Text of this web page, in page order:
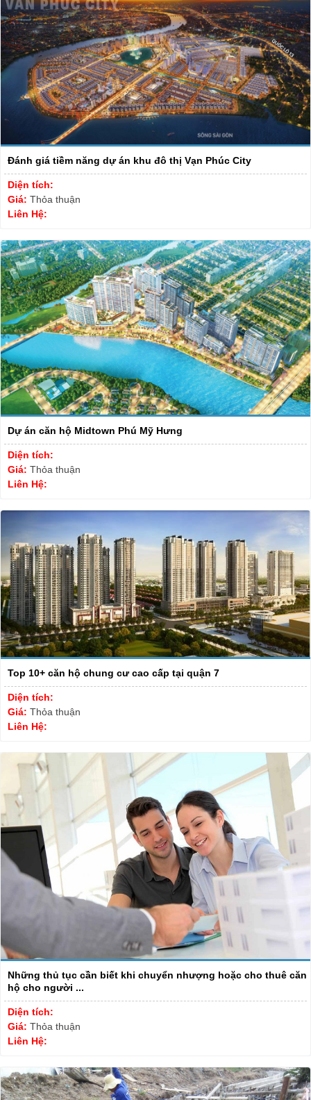
Đánh giá tiềm năng dự án khu đô thị Vạn Phúc City
Diện tích:
Giá: Thỏa thuận
Liên Hệ:
Dự án căn hộ Midtown Phú Mỹ Hưng
Diện tích:
Giá: Thỏa thuận
Liên Hệ:
Top 10+ căn hộ chung cư cao cấp tại quận 7
Diện tích:
Giá: Thỏa thuận
Liên Hệ:
Những thủ tục cần biết khi chuyển nhượng hoặc cho thuê căn
hộ cho người ...
Diện tích:
Giá: Thỏa thuận
Liên Hệ: